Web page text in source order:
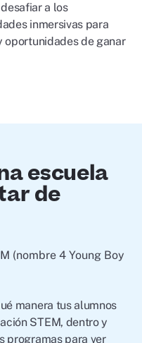
a los
inmersivas para
oportunidades de ganar
escuela
de
manera tus alumnos
STEM, dentro y
programas para ver